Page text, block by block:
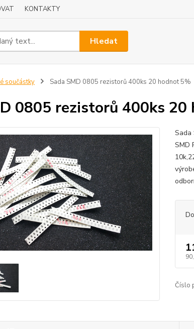
KONTAKTY
Hledat
součástky Sada SMD 0805 rezistorů 400ks 20 hodnot 5%
0805 rezistorů 400ks
Sada
SMD
Číslo